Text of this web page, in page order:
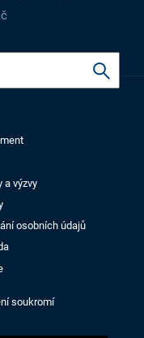
a výzvy
osobních údajů
soukromí